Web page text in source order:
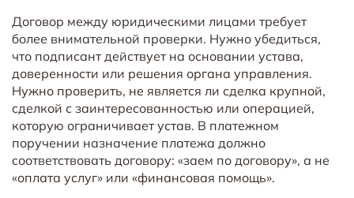
Договор между юридическими лицами требует
более внимательной проверки. Нужно убедиться,
что подписант действует на основании устава,
доверенности или решения органа управления.
Нужно проверить, не является ли сделка крупной,
сделкой с заинтересованностью или операцией,
которую ограничивает устав. В платежном
поручении назначение платежа должно
соответствовать договору: «заем по договору», а не
«оплата услуг» или «финансовая помощь».